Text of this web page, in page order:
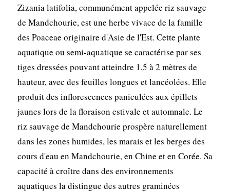
Zizania latifolia, communément appelée riz sauvage
de Mandchourie, est une herbe vivace de la famille
des Poaceae originaire d'Asie de l'Est. Cette plante
aquatique ou semi-aquatique se caractérise par ses
tiges dressées pouvant atteindre 1,5 à 2 mètres de
hauteur, avec des feuilles longues et lancéolées. Elle
produit des inflorescences paniculées aux épillets
jaunes lors de la floraison estivale et automnale. Le
riz sauvage de Mandchourie prospère naturellement
dans les zones humides, les marais et les berges des
cours d'eau en Mandchourie, en Chine et en Corée. Sa
capacité à croître dans des environnements
aquatiques la distingue des autres graminées